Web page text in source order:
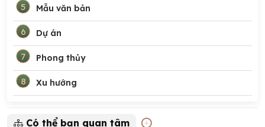
5 Mẫu văn bản
6 Dự án
7 Phong thủy
8 Xu hướng
Có thể bạn quan tâm